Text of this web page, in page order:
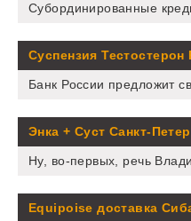
Субординированные
Суспензия Тестостерон
Банк России предложит
Энка + Суст Санкт-
Ну, во-первых, речь
Equipoise доставка